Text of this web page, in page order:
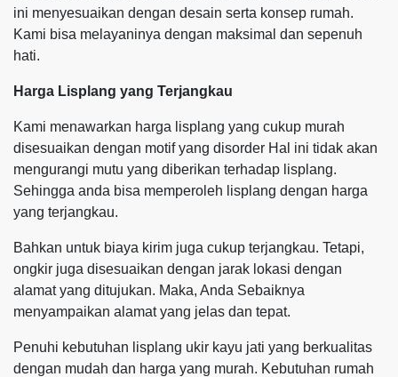
ini menyesuaikan dengan desain serta konsep rumah.
Kami bisa melayaninya dengan maksimal dan sepenuh
hati.
Harga Lisplang yang Terjangkau
Kami menawarkan harga lisplang yang cukup murah
disesuaikan dengan motif yang disorder Hal ini tidak akan
mengurangi mutu yang diberikan terhadap lisplang.
Sehingga anda bisa memperoleh lisplang dengan harga
yang terjangkau.
Bahkan untuk biaya kirim juga cukup terjangkau. Tetapi,
ongkir juga disesuaikan dengan jarak lokasi dengan
alamat yang ditujukan. Maka, Anda Sebaiknya
menyampaikan alamat yang jelas dan tepat.
Penuhi kebutuhan lisplang ukir kayu jati yang berkualitas
dengan mudah dan harga yang murah. Kebutuhan rumah